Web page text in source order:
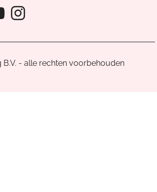
van Cvandaag
Cvandaag
Instagram van
- alle rechten voorbehouden